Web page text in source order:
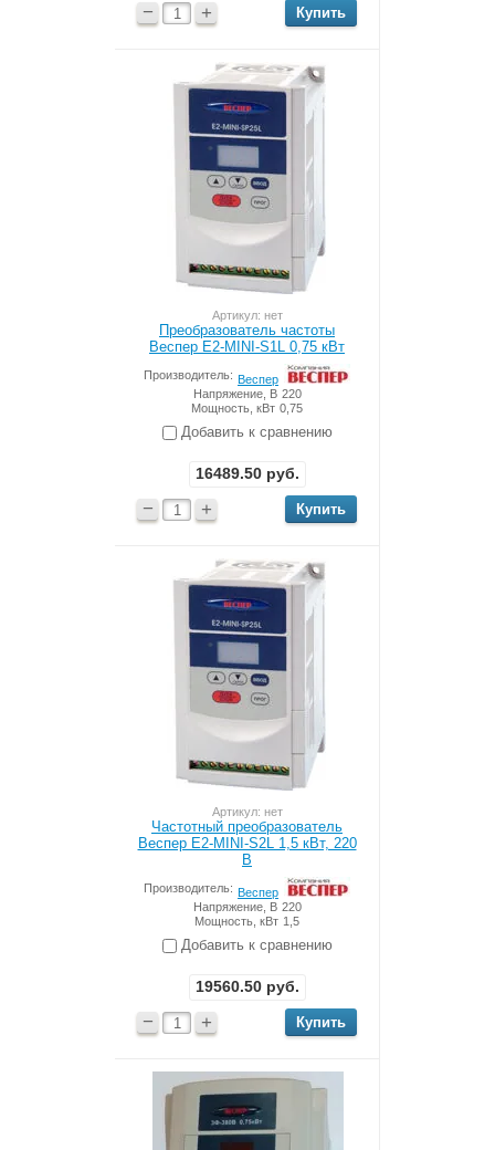
− +
Артикул: нет
Преобразователь частоты
Веспер Е2-MINI-S1L 0,75 кВт
Производитель: Веспер
Напряжение, В 220
Мощность, кВт 0,75
Добавить к сравнению
16489.50руб.
− +
Артикул: нет
Частотный преобразователь
Веспер Е2-MINI-S2L 1,5 кВт, 220
В
Производитель: Веспер
Напряжение, В 220
Мощность, кВт 1,5
Добавить к сравнению
19560.50руб.
− +